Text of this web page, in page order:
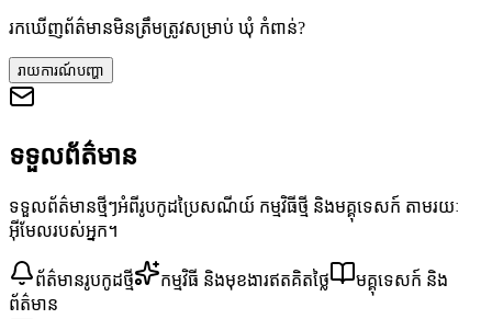
រកឃើញព័ត៌មានមិនត្រឹមត្រូវសម្រាប់ ឃុំ កំពាន់?
រាយការណ៍បញ្ហា
ទទួលព័ត៌មាន
ទទួលព័ត៌មានថ្មីៗអំពីរូបកូដប្រៃសណីយ៍ កម្មវិធីថ្មី និងមគ្គុទេសក៍ តាមរយៈ
អ៊ីមែលរបស់អ្នក។
ព័ត៌មានរូបកូដថ្មី កម្មវិធី និងមុខងារឥតគិតថ្លៃ
មគ្គុទេសក៍ និង
ព័ត៌មាន